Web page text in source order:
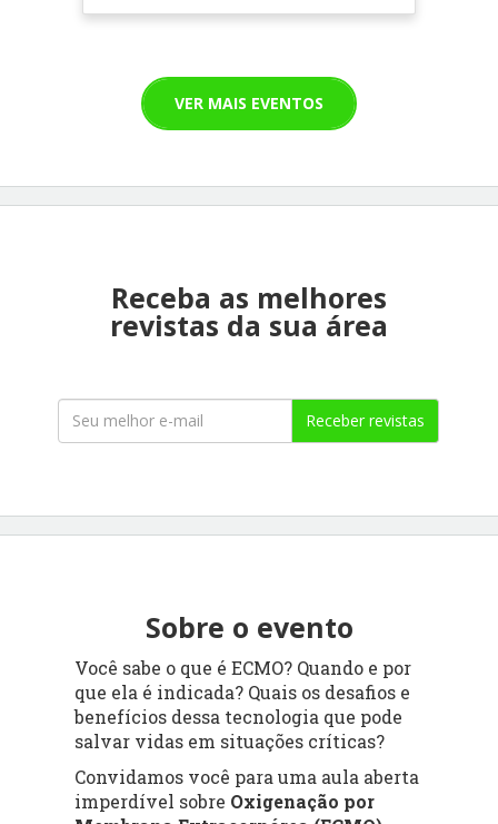
VER MAIS EVENTOS
Receba as melhores
revistas da sua área
Receber revistas
Sobre o evento
Você sabe o que é ECMO? Quando e por
que ela é indicada? Quais os desafios e
benefícios dessa tecnologia que pode
salvar vidas em situações críticas?
Convidamos você para uma aula aberta
imperdível sobre Oxigenação por